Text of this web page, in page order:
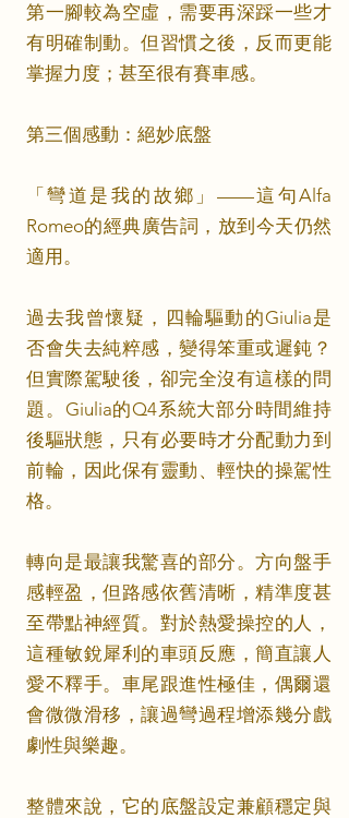
第一腳較為空虛，需要再深踩一些才
有明確制動。但習慣之後，反而更能
掌握力度；甚至很有賽車感。
第三個感動：絕妙底盤
「彎道是我的故鄉」——這句Alfa
Romeo的經典廣告詞，放到今天仍然
適用。
過去我曾懷疑，四輪驅動的Giulia是
否會失去純粹感，變得笨重或遲鈍？
但實際駕駛後，卻完全沒有這樣的問
題。Giulia的Q4系統大部分時間維持
後驅狀態，只有必要時才分配動力到
前輪，因此保有靈動、輕快的操駕性
格。
轉向是最讓我驚喜的部分。方向盤手
感輕盈，但路感依舊清晰，精準度甚
至帶點神經質。對於熱愛操控的人，
這種敏銳犀利的車頭反應，簡直讓人
愛不釋手。車尾跟進性極佳，偶爾還
會微微滑移，讓過彎過程增添幾分戲
劇性與樂趣。
整體來說，它的底盤設定兼顧穩定與